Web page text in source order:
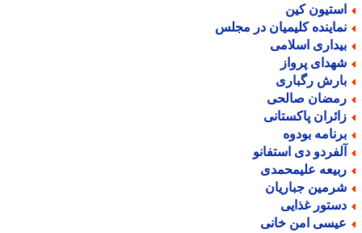
کین
کلیمیان در مجلس
اسلامی
پرواز
رگباری
صالحی
پاکستانی
بودوه
دی استفانو
علیمحمدی
جباریان
غذایی
امن خانی